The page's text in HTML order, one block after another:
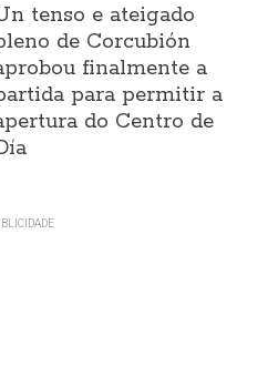
tenso e ateigado
de Corcubión
finalmente a
para permitir a
do Centro de